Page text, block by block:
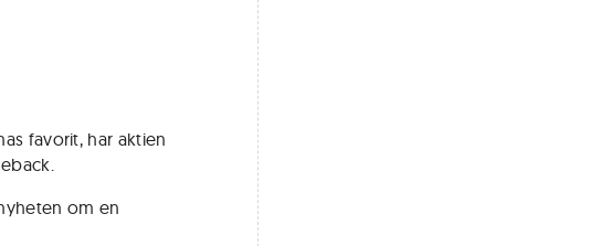
favorit, har aktien
om en